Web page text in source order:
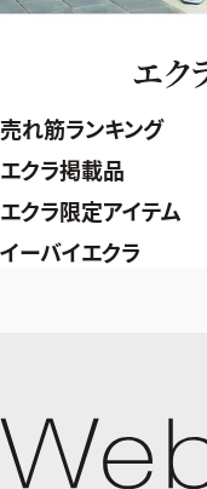
エク
売れ筋ランキング
エクラ掲載品
エクラ限定アイテム
イーバイエクラ